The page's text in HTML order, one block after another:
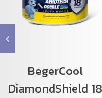
BegerCool
DiamondShield 18